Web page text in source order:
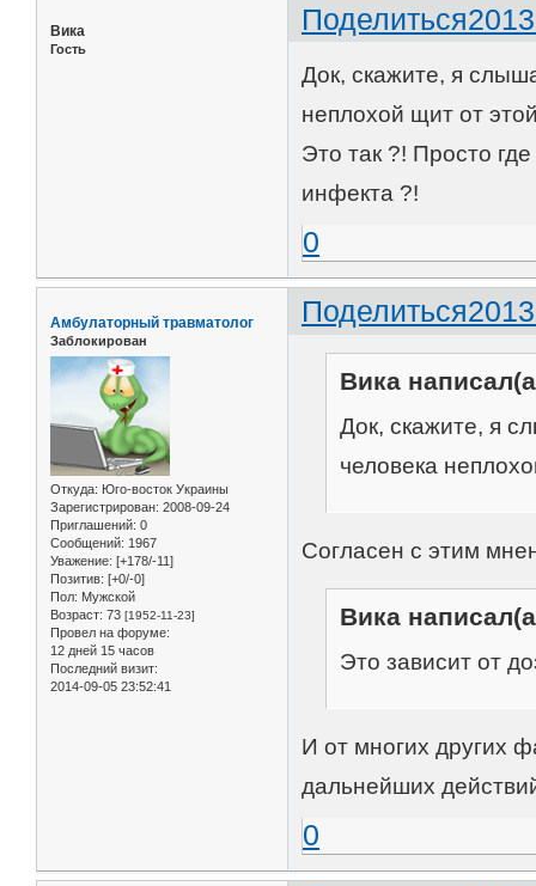
Поделиться
Вика
Гость
Док, скажите, я
неплохой щит от
Это так ?! Просто
инфекта ?!
0
Поделиться
Амбулаторный травматолог
Заблокирован
Откуда: Юго-восток Украины
Зарегистрирован: 2008-09-24
Приглашений: 0
Сообщений: 1967
Уважение: [+178/-11]
Позитив: [+0/-0]
Пол: Мужской
Возраст: 73 [1952-11-23]
Провел на форуме:
12 дней 15 часов
Последний визит:
2014-09-05 23:52:41
Вика
Док, скажите, я
человека
Согласен с этим
Вика
Это зависит от
И от многих других
дальнейших
0